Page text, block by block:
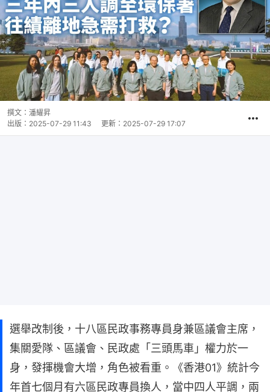
撰文： 潘耀昇
出版： 2025-07-29 11:43 更新： 2025-07-29 17:07
選舉改制後，十八區民政事務專員身兼區議會主席，
集關愛隊、區議會、民政處「三頭馬車」權力於一
身，發揮機會大增，角色被看重。《香港01》統計今
年首七個月有六區民政專員換人，當中四人平調，兩